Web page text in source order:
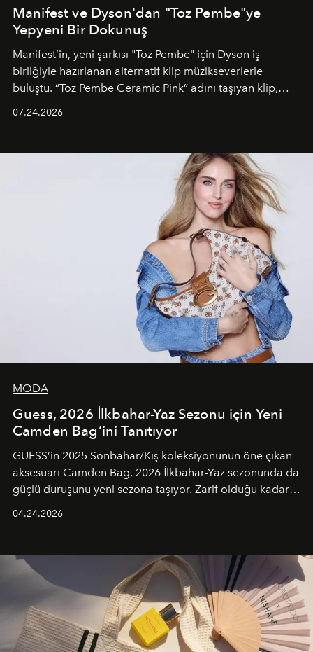
Manifest ve Dyson'dan "Toz Pembe"ye
Yepyeni Bir Dokunuş
Manifest’in, yeni şarkısı "Toz Pembe" için Dyson iş
birliğiyle hazırlanan alternatif klip müzikseverlerle
buluştu. “Toz Pembe Ceramic Pink” adını taşıyan klip,
unsurlarından biri olarak öne çıkıyor.
07.24.2026
MODA
Guess, 2026 İlkbahar-Yaz Sezonu için Yeni
Camden Bag’ini Tanıtıyor
GUESS’in 2025 Sonbahar/Kış koleksiyonunun öne çıkan
aksesuarı Camden Bag, 2026 İlkbahar-Yaz sezonunda da
güçlü duruşunu yeni sezona taşıyor. Zarif olduğu kadar
04.24.2026